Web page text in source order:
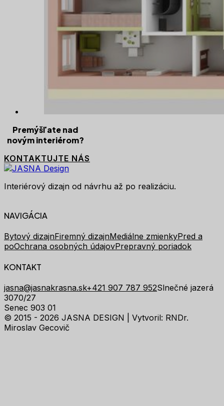
Premýšľate nad
novým interiérom?
KONTAKTUJTE NÁS
Interiérový dizajn od návrhu až po realizáciu.
NAVIGÁCIA
Bytový dizajnFiremný dizajnMediálne zmienkyPred a
poOchrana osobných údajovPrepravný poriadok
KONTAKT
jasna@jasnakrasna.sk+421 907 787 952Slnečné jazerá
3070/27
Senec 903 01
© 2015 - 2026 JASNA DESIGN | Vytvoril: RNDr.
Miroslav Gecovič